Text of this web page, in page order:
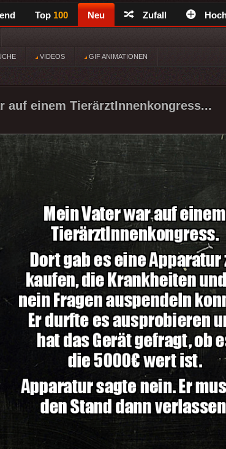
Top 100 Neu Zufall
VIDEOS GIF ANIMATIONEN
auf einem TierärztInnenkongress...